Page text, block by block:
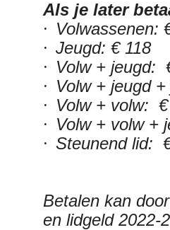
Als je later
· Volwassenen:
· Jeugd: € 118
· Volw + jeugd:
· Volw + jeugd
· Volw + volw:
· Volw + volw +
· Steunend lid:
Betalen kan
en lidgeld 2022-